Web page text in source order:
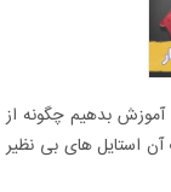
آموزش بدهیم چگونه از
آن استایل های بی نظیر